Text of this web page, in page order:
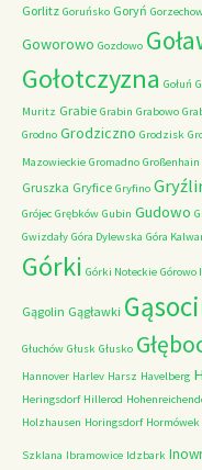
Gorlitz Goruńsko Goryń
Goworowo Gozdowo
Gołotczyzna Gołuń
Muritz Grabie Grabin Grabowo
Grodno Grodziczno Grodzisk
Mazowieckie Gromadno Großenhain
Gruszka Gryfice Gryfino
Grójec Grębków Gubin Gudowo
Gwizdały Góra Dylewska Góra
Górki Górki Noteckie Górowo
Gągolin Gągławki
Głuchów Głusk Głusko
Hannover Harlev Harsz Havelberg
Heringsdorf Hillerod
Holzhausen Horingsdorf Hormówek
Szklana Ibramowice Idzbark